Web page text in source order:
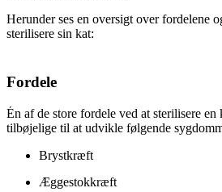
Herunder ses en oversigt over fordelene
sterilisere sin kat:
Fordele
Én af de store fordele ved at sterilisere
tilbøjelige til at udvikle følgende
Brystkræft
Æggestokkræft